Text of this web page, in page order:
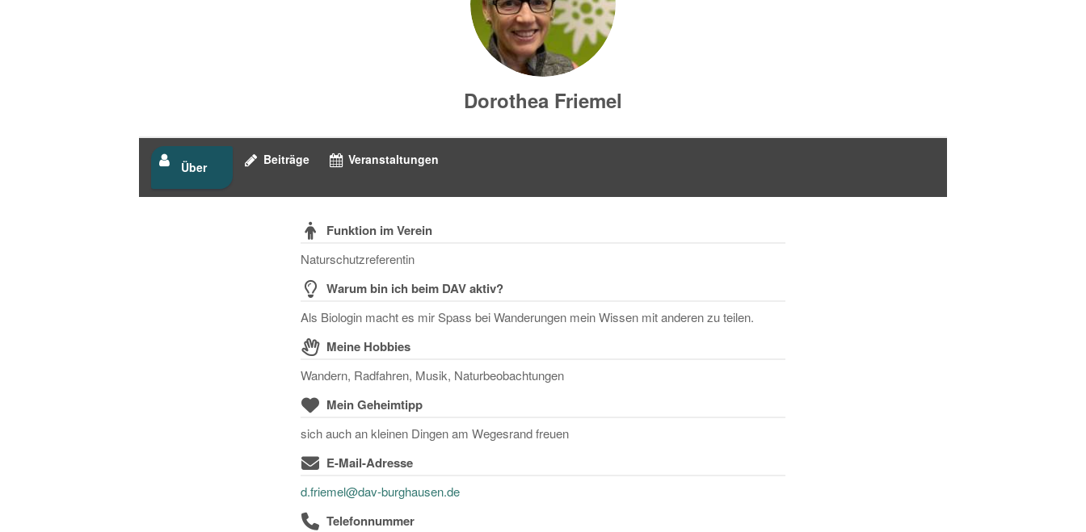
Dorothea Friemel
Über Beiträge Veranstaltungen
Funktion im Verein
Naturschutzreferentin
Warum bin ich beim DAV aktiv?
Als Biologin macht es mir Spass bei Wanderungen mein Wissen mit anderen zu teilen.
Meine Hobbies
Wandern, Radfahren, Musik, Naturbeobachtungen
Mein Geheimtipp
sich auch an kleinen Dingen am Wegesrand freuen
E-Mail-Adresse
d.friemel@dav-burghausen.de
Telefonnummer